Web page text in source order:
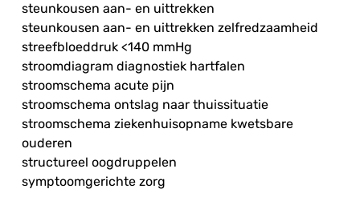
steunkousen aan- en uittrekken
steunkousen aan- en uittrekken zelfredzaamheid
streefbloeddruk <140 mmHg
stroomdiagram diagnostiek hartfalen
stroomschema acute pijn
stroomschema ontslag naar thuissituatie
stroomschema ziekenhuisopname kwetsbare
ouderen
structureel oogdruppelen
symptoomgerichte zorg